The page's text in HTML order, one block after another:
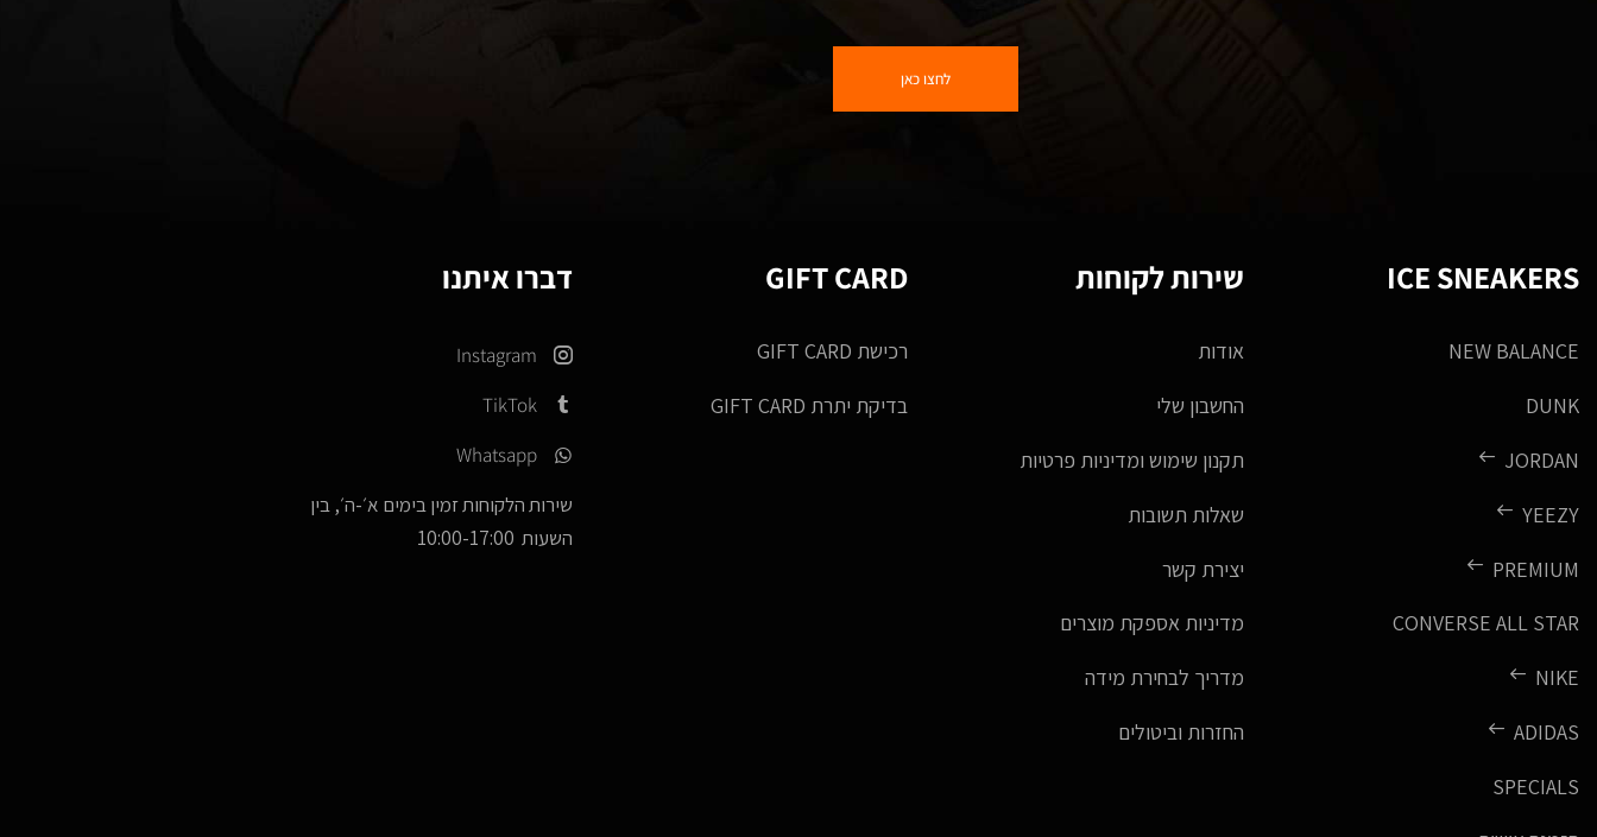
לחצו כאן
ICE SNEAKERS
NEW BALANCE
DUNK
JORDAN
YEEZY
PREMIUM
CONVERSE ALL STAR
NIKE
ADIDAS
SPECIALS
שירות לקוחות
אודות
החשבון שלי
תקנון שימוש ומדיניות פרטיות
שאלות תשובות
יצירת קשר
מדיניות אספקת מוצרים
מדריך לבחירת מידה
החזרות וביטולים
GIFT CARD
רכישת GIFT CARD
בדיקת יתרת GIFT CARD
דברו איתנו
Instagram
TikTok
Whatsapp
שירות הלקוחות זמין בימים א׳-ה׳, בין
השעות 10:00-17:00